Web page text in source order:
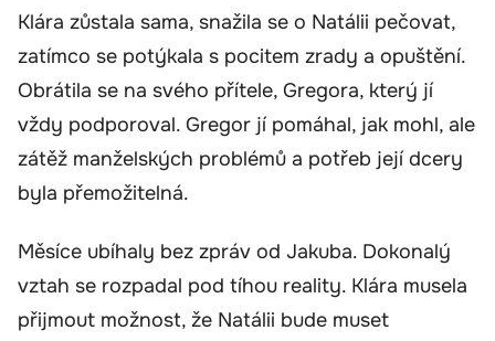
Klára zůstala sama, snažila se o Natálii pečovat,
zatímco se potýkala s pocitem zrady a opuštění.
Obrátila se na svého přítele, Gregora, který jí
vždy podporoval. Gregor jí pomáhal, jak mohl, ale
zátěž manželských problémů a potřeb její dcery
byla přemožitelná.
Měsíce ubíhaly bez zpráv od Jakuba. Dokonalý
vztah se rozpadal pod tíhou reality. Klára musela
přijmout možnost, že Natálii bude muset